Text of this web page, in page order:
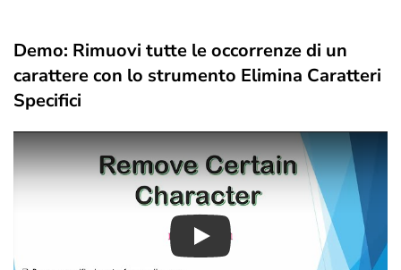
Demo: Rimuovi tutte le occorrenze di un
carattere con lo strumento Elimina Caratteri
Specifici
Play